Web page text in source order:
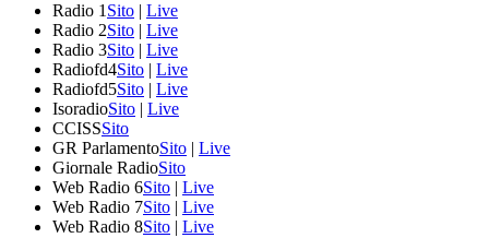
Radio 1 Sito | Live
Radio 2Sito | Live
Radio 3Sito | Live
Radiofd4Sito | Live
Radiofd5Sito | Live
IsoradioSito | Live
CCISSSito
GR ParlamentoSito | Live
Giornale RadioSito
Web Radio 6Sito | Live
Web Radio 7Sito | Live
Web Radio 8Sito | Live